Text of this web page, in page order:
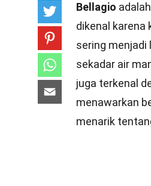
Bellagio
dikenal karena
sering menjadi
sekadar air
juga terkenal
menawarkan
menarik